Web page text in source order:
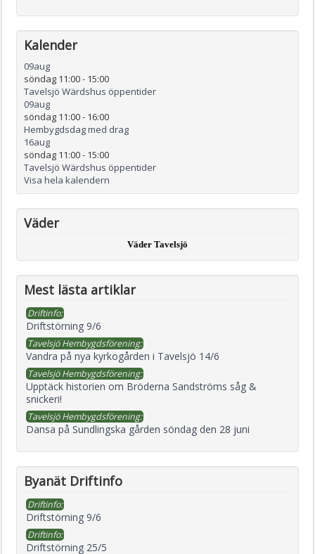
Kalender
09aug
söndag 11:00- 15:00
Tavelsjö Wärdshus öppentider
09aug
söndag 11:00- 16:00
Hembygdsdag med drag
16aug
söndag 11:00- 15:00
Tavelsjö Wärdshus öppentider
Visa hela kalendern
Väder
Väder Tavelsjö
Mest lästa artiklar
Driftinfo:
Driftstörning 9/6
Tavelsjö Hembygdsförening:
Vandra på nya kyrkogården i Tavelsjö 14/6
Tavelsjö Hembygdsförening:
Upptäck historien om Bröderna Sandströms såg &
snickeri!
Tavelsjö Hembygdsförening:
Dansa på Sundlingska gården söndag den 28 juni
Byanät Driftinfo
Driftinfo:
Driftstörning 9/6
Driftinfo:
Driftstörning 25/5